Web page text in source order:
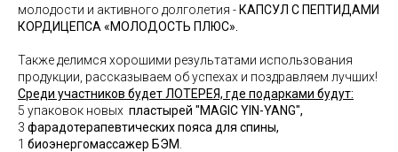
молодости и активного долголетия - КАПСУЛ С ПЕПТИДАМИ
КОРДИЦЕПСА «МОЛОДОСТЬ ПЛЮС».
Также делимся хорошими результатами использования
продукции, рассказываем об успехах и поздравляем лучших!
Среди участников будет ЛОТЕРЕЯ, где подарками будут:
5 упаковок новых пластырей "MAGIC YIN-YANG",
3 фарадотерапевтических пояса для спины,
1 биоэнергомассажер БЭМ